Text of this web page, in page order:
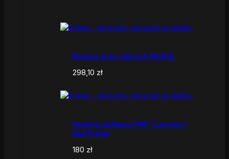
Backup bazy danych MySQL
298,10 zł
Hosting aplikacji PHP / Laravel /
StarFrame
180 zł